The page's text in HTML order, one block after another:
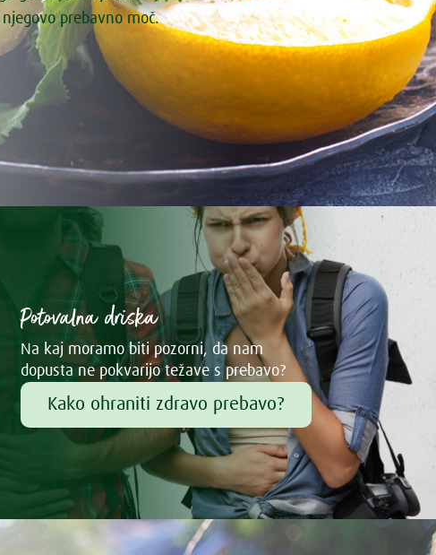
prebavno moč.
Potovalna driska
Na kaj moramo biti pozorni, da nam
dopusta ne pokvarijo težave s prebavo?
Kako ohraniti zdravo prebavo?